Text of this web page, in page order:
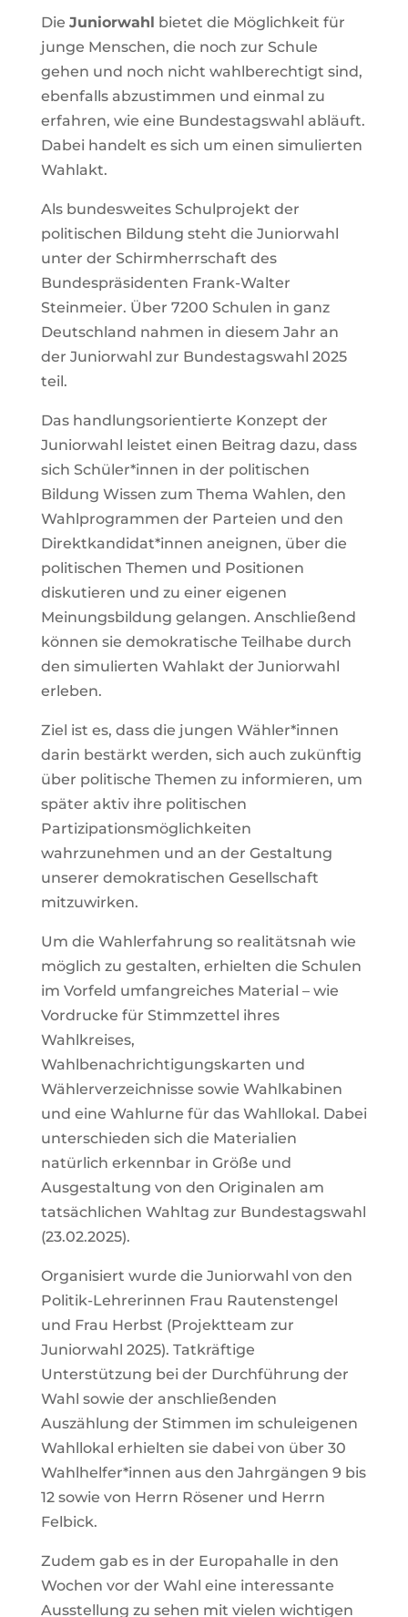
Die Juniorwahl
bietet die Möglichkeit für
junge Menschen, die noch zur Schule
gehen und noch nicht wahlberechtigt sind,
ebenfalls abzustimmen und einmal zu
erfahren, wie eine Bundestagswahl abläuft.
Dabei handelt es sich um einen simulierten
Wahlakt.
Als bundesweites Schulprojekt der
politischen Bildung steht die Juniorwahl
unter der Schirmherrschaft des
Bundespräsidenten Frank-Walter
Steinmeier. Über 7200 Schulen in ganz
Deutschland nahmen in diesem Jahr an
der Juniorwahl zur Bundestagswahl 2025
teil.
Das handlungsorientierte Konzept der
Juniorwahl leistet einen Beitrag dazu, dass
sich Schüler*innen in der politischen
Bildung Wissen zum Thema Wahlen, den
Wahlprogrammen der Parteien und den
Direktkandidat*innen aneignen, über die
politischen Themen und Positionen
diskutieren und zu einer eigenen
Meinungsbildung gelangen. Anschließend
können sie demokratische Teilhabe durch
den simulierten Wahlakt der Juniorwahl
erleben.
Ziel ist es, dass die jungen Wähler*innen
darin bestärkt werden, sich auch zukünftig
über politische Themen zu informieren, um
später aktiv ihre politischen
Partizipationsmöglichkeiten
wahrzunehmen und an der Gestaltung
unserer demokratischen Gesellschaft
mitzuwirken.
Um die Wahlerfahrung so realitätsnah wie
möglich zu gestalten, erhielten die Schulen
im Vorfeld umfangreiches Material – wie
Vordrucke für Stimmzettel ihres
Wahlkreises,
Wahlbenachrichtigungskarten und
Wählerverzeichnisse sowie Wahlkabinen
und eine Wahlurne für das Wahllokal. Dabei
unterschieden sich die Materialien
natürlich erkennbar in Größe und
Ausgestaltung von den Originalen am
tatsächlichen Wahltag zur Bundestagswahl
(23.02.2025).
Organisiert wurde die Juniorwahl von den
Politik-Lehrerinnen Frau Rautenstengel
und Frau Herbst (Projektteam zur
Juniorwahl 2025). Tatkräftige
Unterstützung bei der Durchführung der
Wahl sowie der anschließenden
Auszählung der Stimmen im schuleigenen
Wahllokal erhielten sie dabei von über 30
Wahlhelfer*innen aus den Jahrgängen 9 bis
12 sowie von Herrn Rösener und Herrn
Felbick.
Zudem gab es in der Europahalle in den
Wochen vor der Wahl eine interessante
Ausstellung zu sehen mit vielen wichtigen